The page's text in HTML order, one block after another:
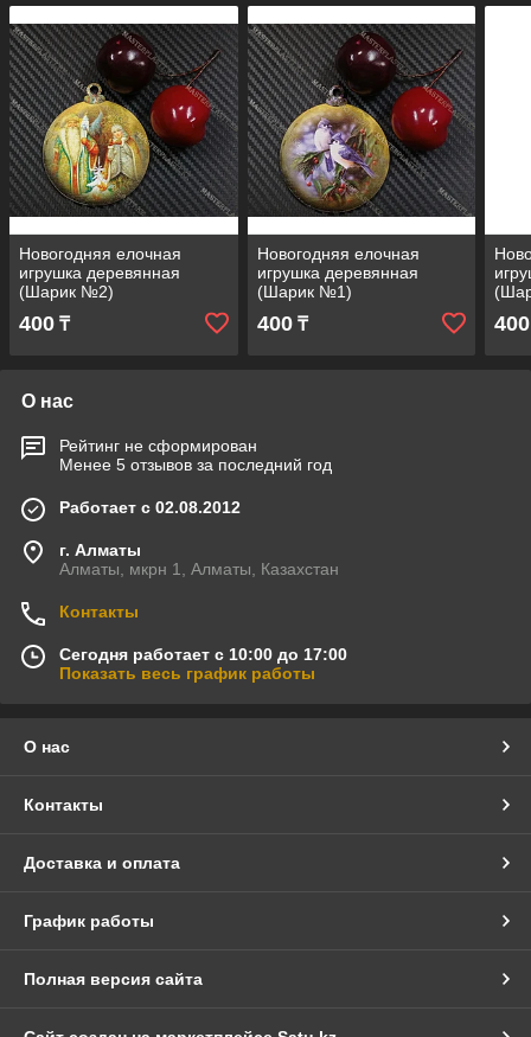
Новогодняя елочная
игрушка деревянная
(Шарик №2)
400 ₸
Новогодняя елочная
игрушка деревянная
(Шарик №1)
400₸ 400
О нас
Рейтинг не сформирован
Менее 5 отзывов за последний год
Работает с 02.08.2012
г. Алматы
Алматы, мкрн 1, Алматы, Казахстан
Контакты
Сегодня работает с 10:00 до 17:00
Показать весь график работы
О нас
Контакты
Доставка и оплата
График работы
Полная версия сайта